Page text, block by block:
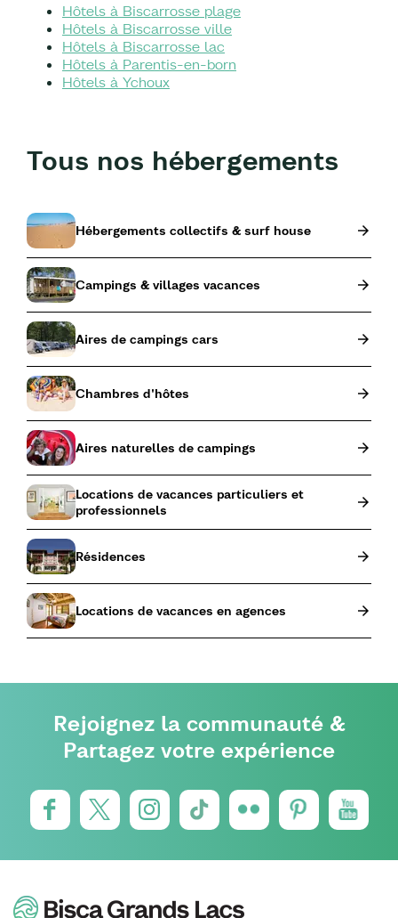
Hôtels à Biscarrosse plage
Hôtels à Biscarrosse ville
Hôtels à Biscarrosse lac
Hôtels à Parentis-en-born
Hôtels à Ychoux
Tous nos hébergements
Hébergements collectifs & surf house
Campings & villages vacances
Aires de campings cars
Chambres d'hôtes
Aires naturelles de campings
Locations de vacances particuliers et
professionnels
Résidences
Locations de vacances en agences
Rejoignez la communauté &
Partagez votre expérience